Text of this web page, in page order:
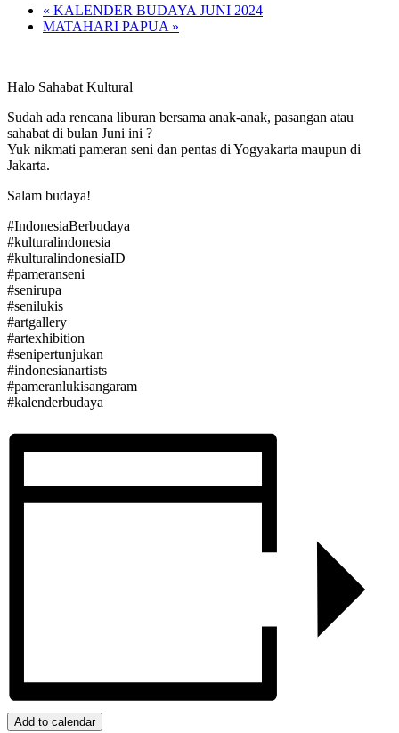
« KALENDER BUDAYA JUNI 2024
MATAHARI PAPUA »
Halo Sahabat Kultural
Sudah ada rencana liburan bersama anak-anak, pasangan atau
sahabat di bulan Juni ini ?
Yuk nikmati pameran seni dan pentas di Yogyakarta maupun di
Jakarta.
Salam budaya!
#IndonesiaBerbudaya
#kulturalindonesia
#kulturalindonesiaID
#pameranseni
#senirupa
#senilukis
#artgallery
#artexhibition
#senipertunjukan
#indonesianartists
#pameranlukisangaram
#kalenderbudaya
Add to calendar